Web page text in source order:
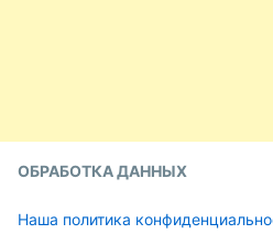
ОБРАБОТКА ДАННЫХ
Наша политика